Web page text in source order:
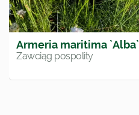
Armeria maritima `Alba`
Zawciąg pospolity